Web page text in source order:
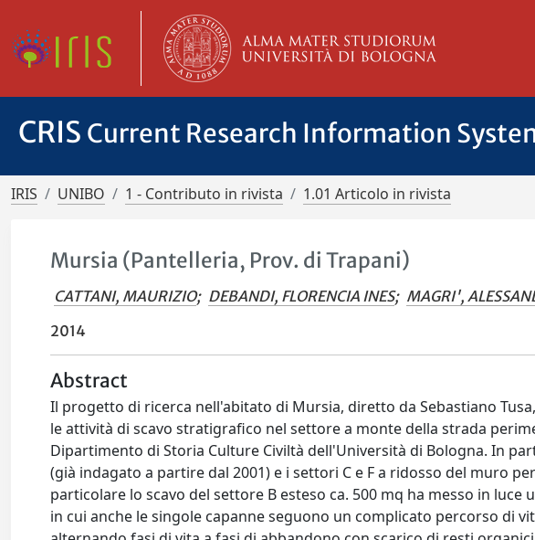
CRIS Current Research Information
IRIS UNIBO 1 - Contributo in rivista 1.01 Articolo in rivista
Mursia (Pantelleria, Prov. di Trapani)
CATTANI, MAURIZIO; DEBANDI, FLORENCIA INES; MAGRI',
2014
Abstract
Il progetto di ricerca nell'abitato di Mursia, diretto da Sebastiano
le attività di scavo stratigrafico nel settore a monte della strada
Dipartimento di Storia Culture Civiltà dell'Università di Bologna. In
(già indagato a partire dal 2001) e i settori C e F a ridosso del muro
particolare lo scavo del settore B esteso ca. 500 mq ha messo in
in cui anche le singole capanne seguono un complicato percorso di